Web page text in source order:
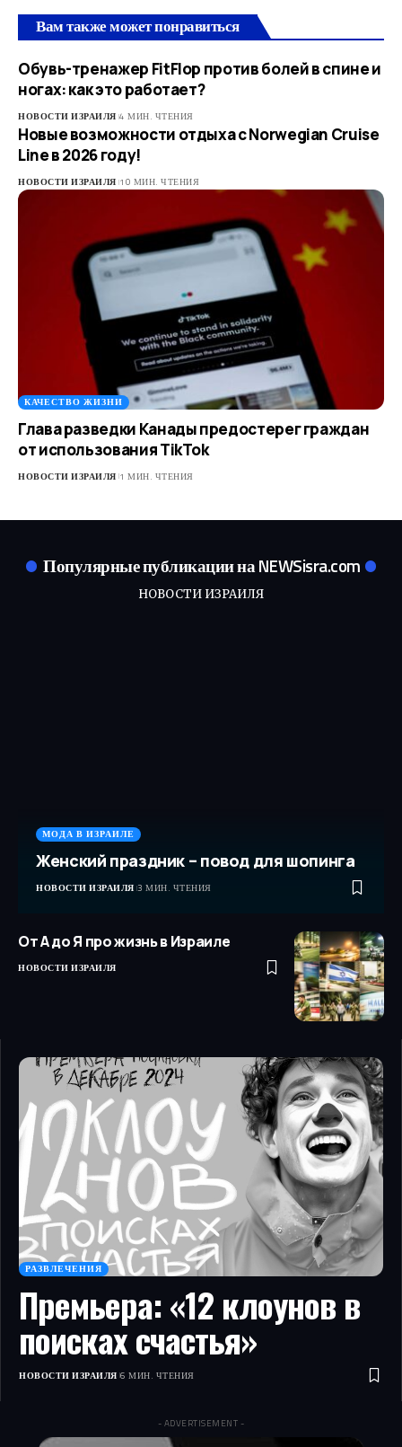
Вам также может понравиться
Обувь-тренажер FitFlop против болей в спине и
ногах: как это работает?
НОВОСТИ ИЗРАИЛЯ 4 МИН. ЧТЕНИЯ
Новые возможности отдыха с Norwegian Cruise
Line в 2026 году!
НОВОСТИ ИЗРАИЛЯ 10 МИН. ЧТЕНИЯ
КАЧЕСТВО ЖИЗНИ
Глава разведки Канады предостерег граждан
от использования TikTok​
НОВОСТИ ИЗРАИЛЯ 1 МИН. ЧТЕНИЯ
Популярные публикации на NEWSisra.com
НОВОСТИ ИЗРАИЛЯ
МОДА В ИЗРАИЛЕ
Женский праздник – повод для шопинга
НОВОСТИ ИЗРАИЛЯ 3 МИН. ЧТЕНИЯ
От А до Я про жизнь в Израиле
НОВОСТИ ИЗРАИЛЯ
РАЗВЛЕЧЕНИЯ
Премьера: «12 клоунов в
поисках счастья»
НОВОСТИ ИЗРАИЛЯ 6 МИН. ЧТЕНИЯ
- ADVERTISEMENT -